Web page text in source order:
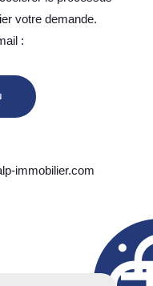
votre demande.
:
immobilier.com